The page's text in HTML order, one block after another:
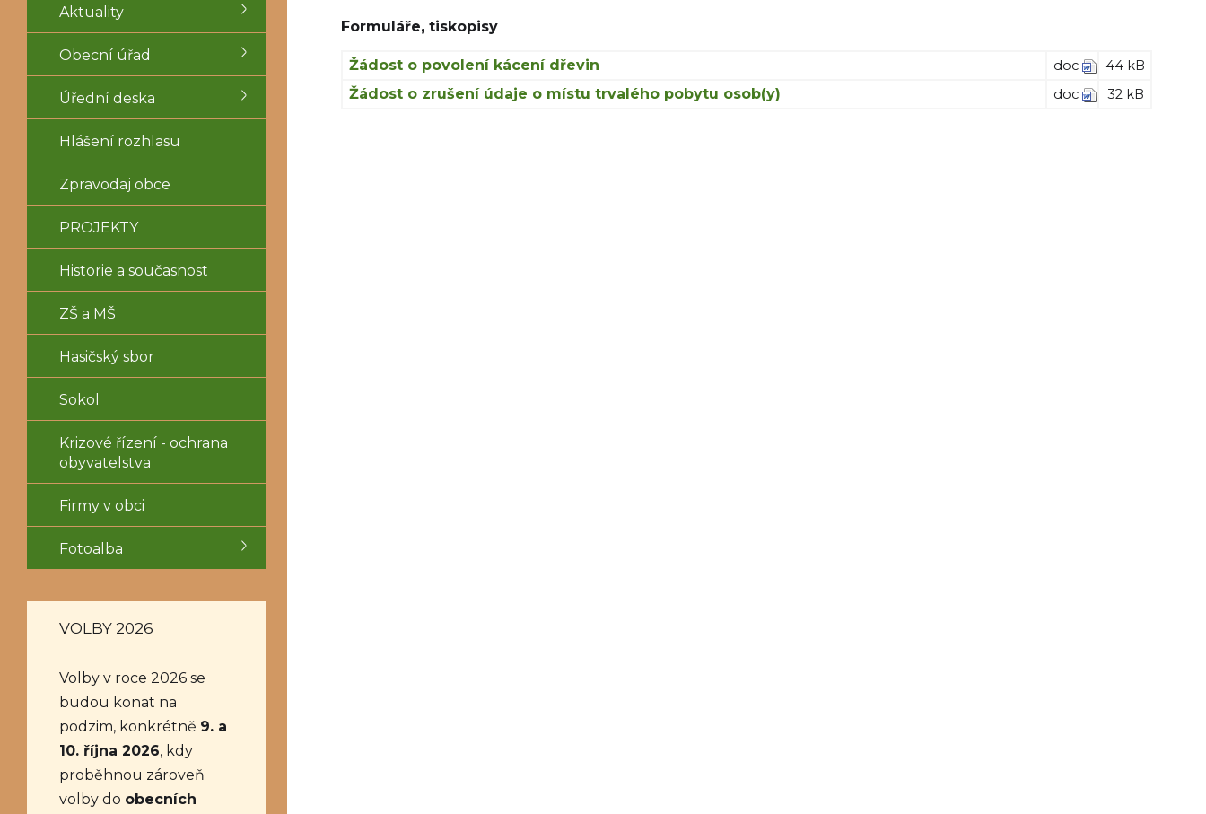
Aktuality
Obecní úřad
Úřední deska
Hlášení rozhlasu
Zpravodaj obce
PROJEKTY
Historie a současnost
ZŠ a MŠ
Hasičský sbor
Sokol
Krizové řízení - ochrana
obyvatelstva
Firmy v obci
Fotoalba
VOLBY 2026
Volby v roce 2026 se
budou konat na
podzim, konkrétně 9. a
10. října 2026, kdy
proběhnou zároveň
volby do obecních
Formuláře, tiskopisy
Žádost o povolení kácení dřevin doc 44 kB
Žádost o zrušení údaje o místu trvalého pobytu osob(y) doc 32 kB